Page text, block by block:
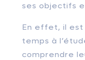
ses objectifs
En effet, il est
temps à
comprendre